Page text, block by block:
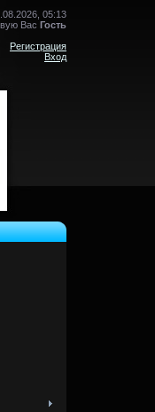
05:13
Вас Гость
Регистрация
Вход